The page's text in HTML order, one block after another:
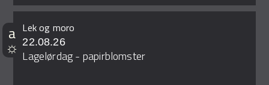
Lek og moro
22.08.26
Lagelørdag - papirblomster